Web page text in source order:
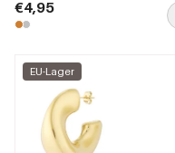
€4,95
EU-Lager